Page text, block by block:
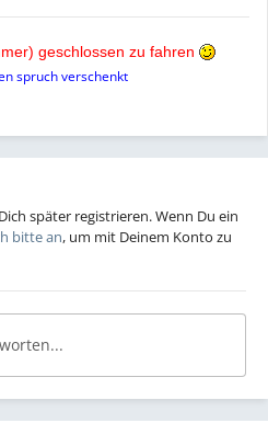
geschlossen zu fahren
spruch verschenkt
später registrieren. Wenn Du ein
bitte an, um mit Deinem Konto zu